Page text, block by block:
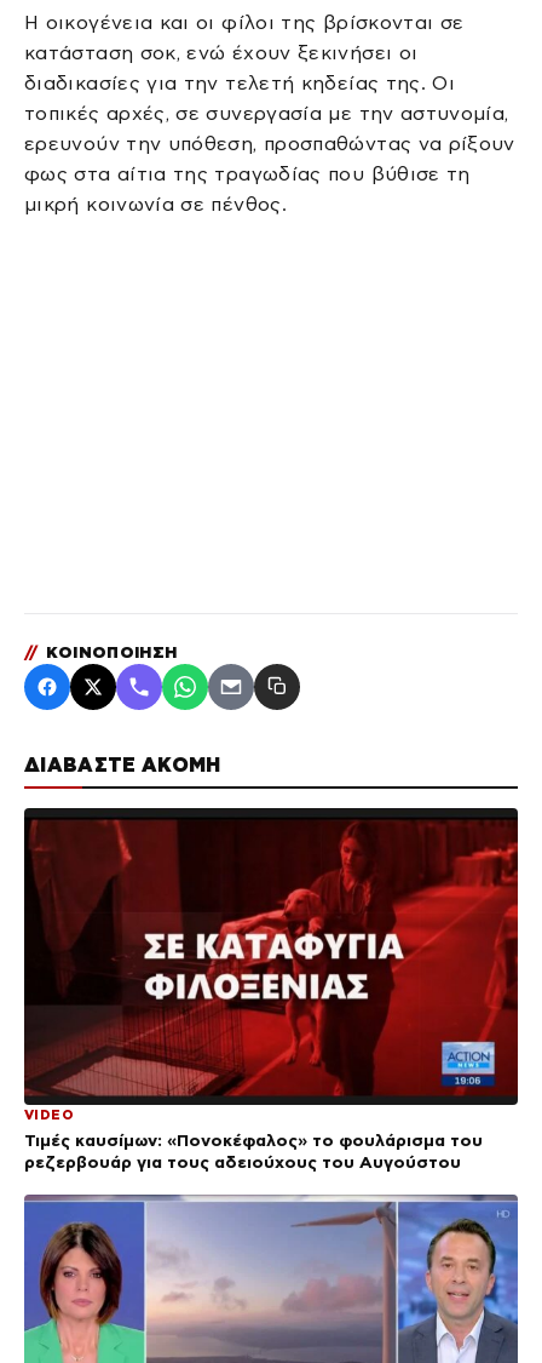
ΔΙΑΒΑΣΤΕ ΑΚΟΜΗ
VIDEO
Τιμές καυσίμων: «Πονοκέφαλος» το φουλάρισμα του
ρεζερβουάρ για τους αδειούχους του Αυγούστου
Η οικογένεια και οι φίλοι της βρίσκονται σε
κατάσταση σοκ, ενώ έχουν ξεκινήσει οι
διαδικασίες για την τελετή κηδείας της. Οι
τοπικές αρχές, σε συνεργασία με την αστυνομία,
ερευνούν την υπόθεση, προσπαθώντας να ρίξουν
φως στα αίτια της τραγωδίας που βύθισε τη
μικρή κοινωνία σε πένθος.
// ΚΟΙΝΟΠΟΙΗΣΗ